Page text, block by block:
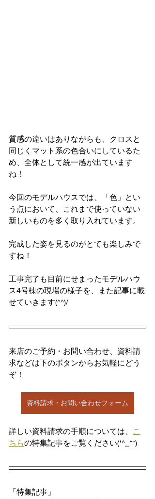
質感の違いはありながらも、クロスと
同じくマット系の色合いにしているた
め、全体として統一感が出ています
ね！
今回のモデルハウスでは、「色」とい
う点において、これまで使っていない
新しいものを多く取り入れています。
完成した姿を見るのがとても楽しみで
すね！
工事完了も目前にせまったモデルハウ
ス4号棟の現場の様子を、また記事に載
せていきます(^^)/
来店のご予約・お問い合わせ、資料請
求などは下のボタンからお気軽にどう
ぞ！
資料請求・お問い合わせフォーム
詳しい資料請求の手順については、
こ
ちらの特集記事をご覧ください(*^_^*)
「特集記事」